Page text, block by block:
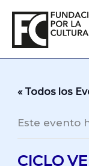
contenido
« Todos los
Este evento
CICLO